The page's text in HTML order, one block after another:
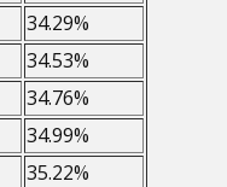
34.29%
34.53%
34.76%
34.99%
35.22%